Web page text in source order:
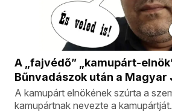
A „fajvédő” „kamupárt-
Bűnvadászok után a Magyar
A kamupárt elnökének szúrta a
kamupártnak nevezte a kamupártját.